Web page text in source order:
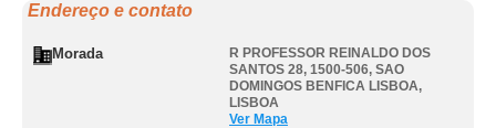
Endereço e contato
Morada
R PROFESSOR REINALDO DOS
SANTOS 28, 1500-506, SAO
DOMINGOS BENFICA LISBOA,
LISBOA
Ver Mapa